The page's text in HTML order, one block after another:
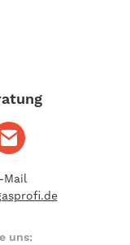
Mail
uns: